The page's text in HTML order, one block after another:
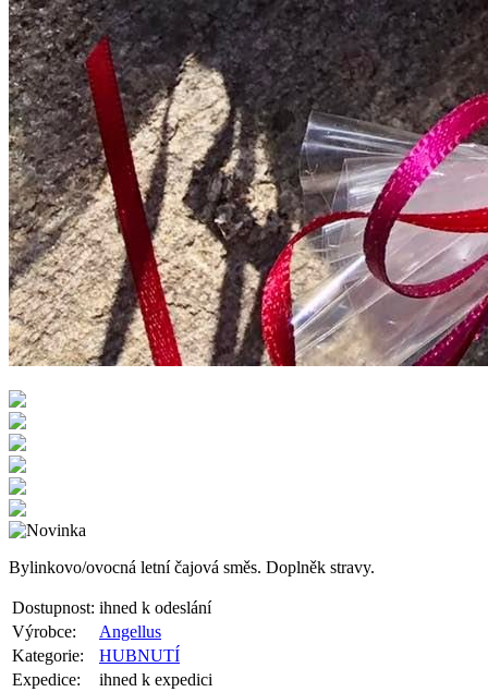
Bylinkovo/ovocná letní čajová směs. Doplněk stravy.
Dostupnost: ihned k odeslání
Výrobce:
Angellus
Kategorie:
HUBNUTÍ
Expedice:
ihned k expedici